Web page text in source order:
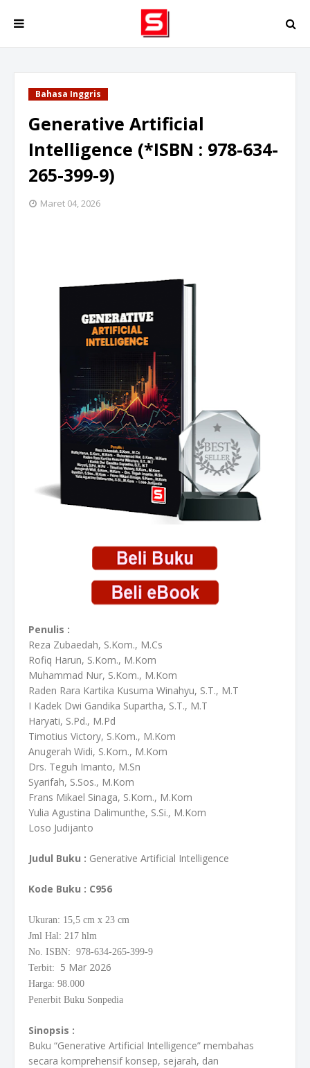
Bahasa Inggris
Generative Artificial
Intelligence (*ISBN : 978-634-
265-399-9)
Maret 04, 2026
Penulis :
Reza Zubaedah, S.Kom., M.Cs
Rofiq Harun, S.Kom., M.Kom
Muhammad Nur, S.Kom., M.Kom
Raden Rara Kartika Kusuma Winahyu, S.T., M.T
I Kadek Dwi Gandika Supartha, S.T., M.T
Haryati, S.Pd., M.Pd
Timotius Victory, S.Kom., M.Kom
Anugerah Widi, S.Kom., M.Kom
Drs. Teguh Imanto, M.Sn
Syarifah, S.Sos., M.Kom
Frans Mikael Sinaga, S.Kom., M.Kom
Yulia Agustina Dalimunthe, S.Si., M.Kom
Loso Judijanto
Judul Buku : Generative Artificial Intelligence
Kode Buku : C956
Ukuran: 15,5 cm x 23 cm
Jml Hal: 217 hlm
No. ISBN: 978-634-265-399-9
Terbit: 5 Mar 2026
Harga: 98.000
Penerbit Buku Sonpedia
Sinopsis :
Buku “Generative Artificial Intelligence” membahas
secara komprehensif konsep, sejarah, dan